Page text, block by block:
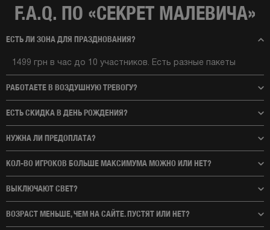
F.A.Q. ПО «СЕКРЕТ МАЛЕВИЧА»
ЕСТЬ ЛИ ЗОНА ДЛЯ ПРАЗДНОВАНИЯ?
1499 грн в час до 10 участников. Есть разные пакеты
РАБОТАЕТЕ В ВОЗДУШНУЮ ТРЕВОГУ?
ЕСТЬ СКИДКА В ДЕНЬ РОЖДЕНИЯ?
НУЖНА ЛИ ПРЕДОПЛАТА?
КОЛ-ВО ИГРОКОВ БОЛЬШЕ МАКСИМУМА МОЖНО ИЛИ НЕТ?
ВЫКЛЮЧАЮТ СВЕТ?
ВОЗРАСТ МЕНЬШЕ, ЧЕМ НА САЙТЕ. ПУСТЯТ ИЛИ НЕТ?